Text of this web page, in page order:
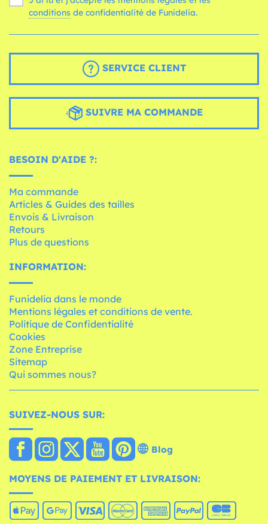
conditions de confidentialité de Funidelia.
SERVICE CLIENT
SUIVRE MA COMMANDE
BESOIN D'AIDE ?:
Ma commande
Articles & Guides des tailles
Envois & Livraison
Retours
Plus de questions
INFORMATION:
Funidelia dans le monde
Mentions légales et conditions de vente.
Politique de Confidentialité
Cookies
Zone Entreprise
Sitemap
Qui sommes nous?
SUIVEZ-NOUS SUR:
Blog
MOYENS DE PAIEMENT ET LIVRAISON: